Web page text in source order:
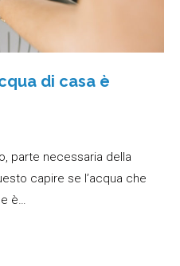
di casa è
parte necessaria della
capire se l’acqua che
è…